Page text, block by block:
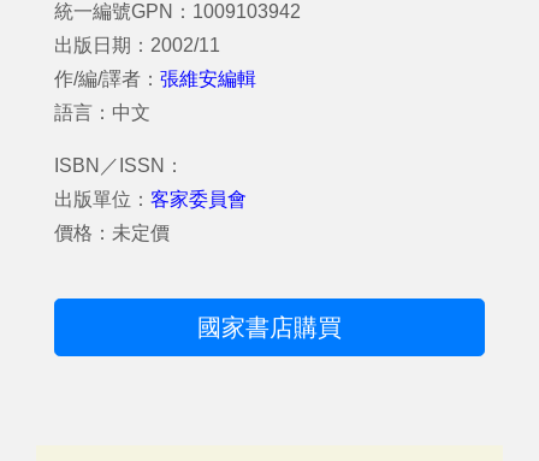
統一編號GPN：1009103942
出版日期：2002/11
作/編/譯者： 張維安編輯
語言：中文
ISBN／ISSN：
出版單位： 客家委員會
價格：未定價
國家書店購買